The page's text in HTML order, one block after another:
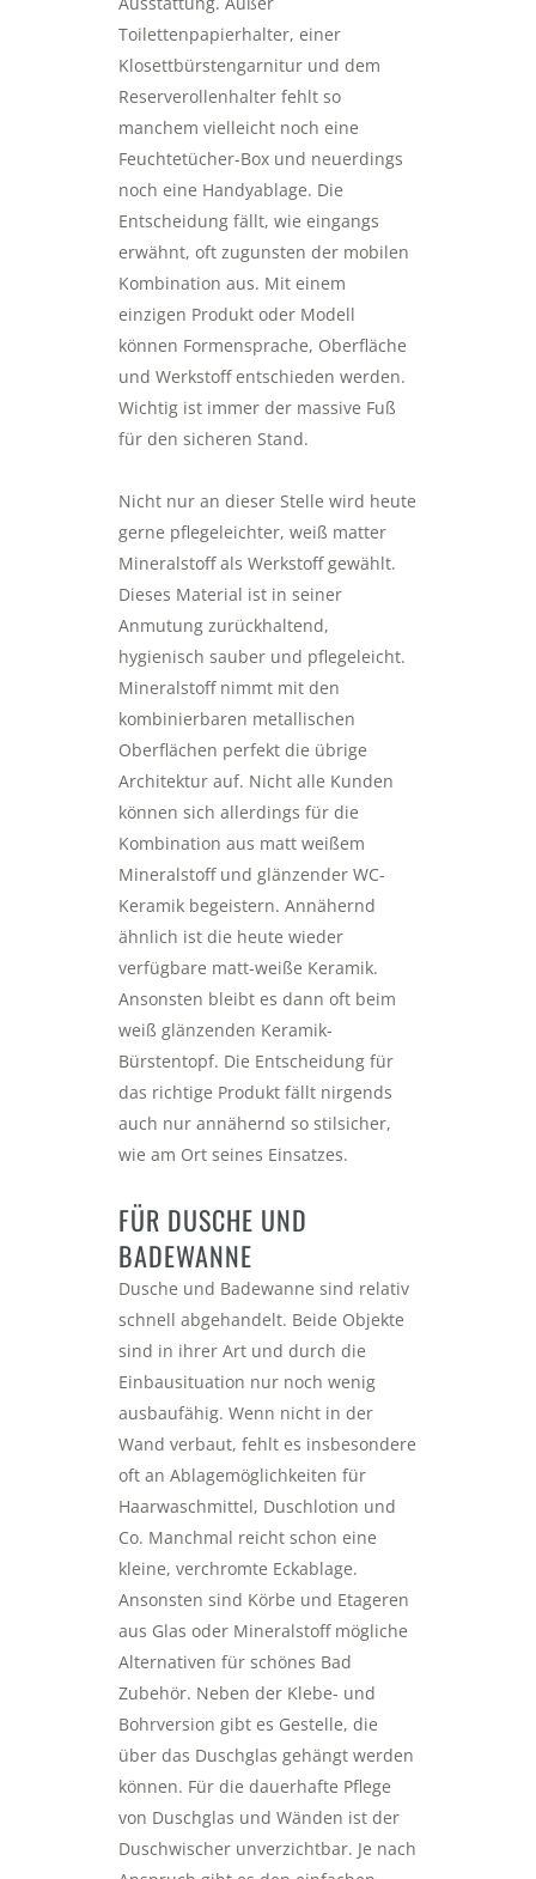
Toilettenpapierhalter, einer
Klosettbürstengarnitur und dem
Reserverollenhalter fehlt so
manchem vielleicht noch eine
Feuchtetücher-Box und neuerdings
noch eine Handyablage. Die
Entscheidung fällt, wie eingangs
erwähnt, oft zugunsten der mobilen
Kombination aus. Mit einem
einzigen Produkt oder Modell
können Formensprache, Oberfläche
und Werkstoff entschieden werden.
Wichtig ist immer der massive Fuß
für den sicheren Stand.
Nicht nur an dieser Stelle wird heute
gerne pflegeleichter, weiß matter
Mineralstoff als Werkstoff gewählt.
Dieses Material ist in seiner
Anmutung zurückhaltend,
hygienisch sauber und pflegeleicht.
Mineralstoff nimmt mit den
kombinierbaren metallischen
Oberflächen perfekt die übrige
Architektur auf. Nicht alle Kunden
können sich allerdings für die
Kombination aus matt weißem
Mineralstoff und glänzender WC-
Keramik begeistern. Annähernd
ähnlich ist die heute wieder
verfügbare matt-weiße Keramik.
Ansonsten bleibt es dann oft beim
weiß glänzenden Keramik-
Bürstentopf. Die Entscheidung für
das richtige Produkt fällt nirgends
auch nur annähernd so stilsicher,
wie am Ort seines Einsatzes.
FÜR DUSCHE UND
BADEWANNE
Dusche und Badewanne sind relativ
schnell abgehandelt. Beide Objekte
sind in ihrer Art und durch die
Einbausituation nur noch wenig
ausbaufähig. Wenn nicht in der
Wand verbaut, fehlt es insbesondere
oft an Ablagemöglichkeiten für
Haarwaschmittel, Duschlotion und
Co. Manchmal reicht schon eine
kleine, verchromte Eckablage.
Ansonsten sind Körbe und Etageren
aus Glas oder Mineralstoff mögliche
Alternativen für schönes Bad
Zubehör. Neben der Klebe- und
Bohrversion gibt es Gestelle, die
über das Duschglas gehängt werden
können. Für die dauerhafte Pflege
von Duschglas und Wänden ist der
Duschwischer unverzichtbar. Je nach